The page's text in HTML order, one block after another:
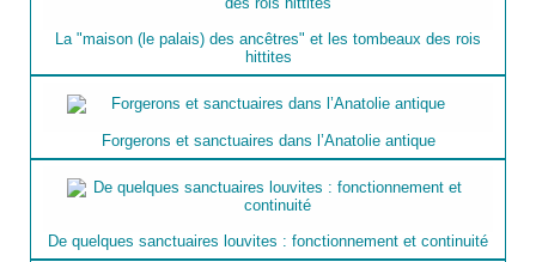
La "maison (le palais) des ancêtres" et les tombeaux des rois
hittites
Forgerons et sanctuaires dans l’Anatolie antique
De quelques sanctuaires louvites : fonctionnement et continuité